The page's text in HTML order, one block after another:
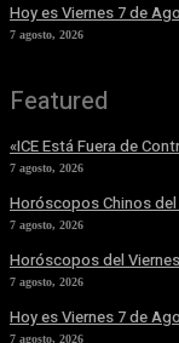
Hoy es Viernes 7 de
7 agosto, 2026
Featured
«ICE Está Fuera de
7 agosto, 2026
Horóscopos Chinos
7 agosto, 2026
Horóscopos del
7 agosto, 2026
Hoy es Viernes 7 de
7 agosto, 2026